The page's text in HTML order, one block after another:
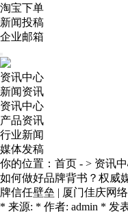
淘宝下单
新闻投稿
企业邮箱
资讯中心
新闻资讯
资讯中心
产品资讯
行业新闻
媒体发稿
你的位置： 首页 - > 资讯
如何做好品牌背书？权威
牌信任壁垒 | 厦门佳庆网
* 来源: * 作者: admin * 发